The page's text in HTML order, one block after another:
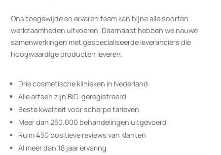
Ons toegewijde en ervaren team kan bijna alle soorten
werkzaamheden uitvoeren. Daarnaast hebben we nauwe
samenwerkingen met gespecialiseerde leveranciers die
hoogwaardige producten leveren.
Drie cosmetische klinieken in Nederland
Alle artsen zijn BIG-geregistreerd
Beste kwaliteit voor scherpe tarieven
Meer dan 250.000 behandelingen uitgevoerd
Ruim 450 positieve reviews van klanten
Al meer dan 18 jaar ervaring